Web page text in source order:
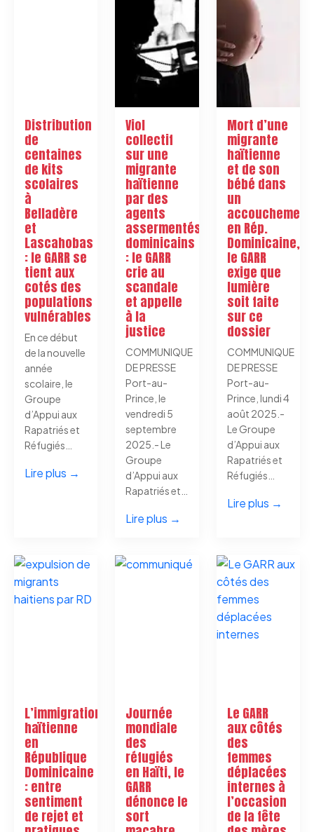
Distribution
de
centaines
de kits
scolaires
à
Belladère
et
Lascahobas
: le GARR se
tient aux
cotés des
populations
vulnérables
En ce début
de la nouvelle
année
scolaire, le
Groupe
d’Appui aux
Rapatriés et
Réfugiés…
Lire plus →
Viol
collectif
sur une
migrante
haïtienne
par des
agents
assermentés
dominicains
: le GARR
crie au
scandale
et appelle
à la
justice
COMMUNIQUE
DE PRESSE
Port-au-
Prince, le
vendredi 5
septembre
2025.- Le
Groupe
d’Appui aux
Rapatriés et…
Lire plus →
Mort d’une
migrante
haïtienne
et de son
bébé dans
un
accouchement
en Rép.
Dominicaine,
le GARR
exige que
lumière
soit faite
sur ce
dossier
COMMUNIQUE
DE PRESSE
Port-au-
Prince, lundi 4
août 2025.-
Le Groupe
d’Appui aux
Rapatriés et
Réfugiés…
Lire plus →
L’immigration
haïtienne
en
République
Dominicaine
: entre
sentiment
de rejet et
Journée
mondiale
des
réfugiés
en Haïti, le
GARR
dénonce le
sort
Le GARR
aux côtés
des
femmes
déplacées
internes à
l’occasion
de la fête